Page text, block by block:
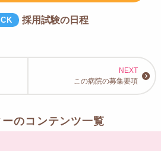
採用試験の日程
この病院の募集要項
のコンテンツ一覧